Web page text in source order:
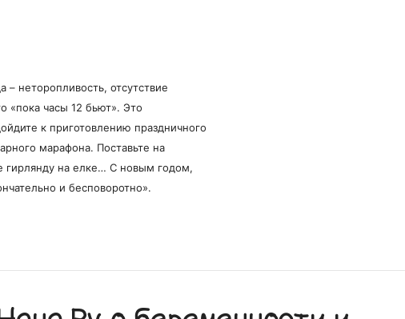
– неторопливость, отсутствие
«пока часы 12 бьют». Это
к приготовлению праздничного
марафона. Поставьте на
гирлянду на елке… С новым годом,
и бесповоротно».